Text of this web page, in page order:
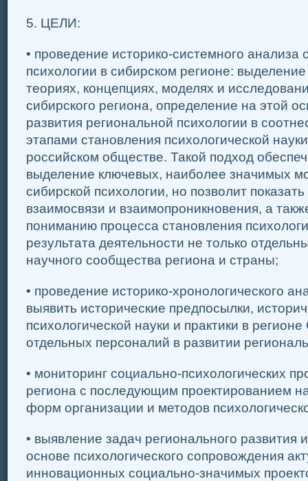
5. ЦЕЛИ:
• проведение историко-системного анализа
психологии в сибирском регионе:
теориях, концепциях, моделях и
сибирского региона, определение на этой
развития региональной психологии в
этапами становления психологической
российском обществе. Такой подход
выделение ключевых, наиболее значимых
сибирской психологии, но позволит
взаимосвязи и взаимопроникновения, а
пониманию процесса становления
результата деятельности не только
научного сообщества региона и страны;
• проведение историко-хронологического
выявить исторические предпосылки,
психологической науки и практики в
отдельных персоналий в развитии
• мониторинг социально-психологических
региона с последующим проектированием
форм организации и методов
• выявление задач регионального развития
основе психологического сопровождения
инновационных социально-значимых